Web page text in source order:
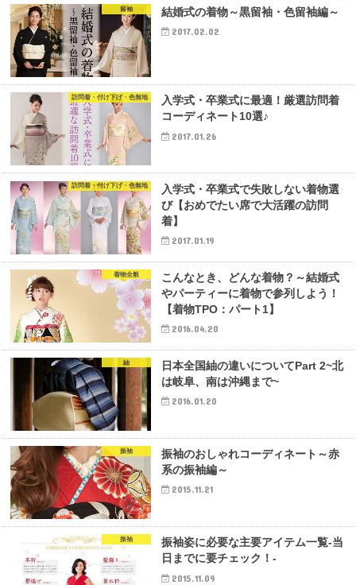
留袖 結婚式の着物～黒留袖・色留袖編～
2017.02.02
訪問着・付け下げ・色無地
入学式・卒業式に最適！厳選訪問着
コーディネート10選♪
2017.01.26
訪問着・付け下げ・色無地
入学式・卒業式で失敗しない着物選
び【おめでたい席で大活躍の訪問
着】
2017.01.19
着物全般
こんなとき、どんな着物？～結婚式
やパーティーに着物で参列しよう！
【着物TPO：パート1】
2016.04.20
紬
日本全国紬の違いについてPart 2~北
は岐阜、南は沖縄まで~
2016.01.20
振袖
振袖のおしゃれコーディネート～赤
系の振袖編～
2015.11.21
振袖
振袖姿に必要な主要アイテム一覧-当
日までに要チェック！-
2015.11.09